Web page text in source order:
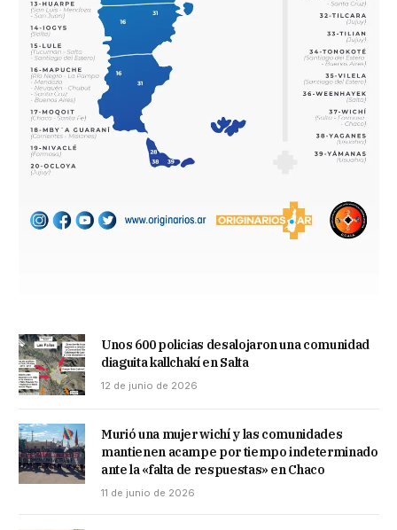
Unos 600 policias desalojaron una comunidad
diaguita kallchakí en Salta
12 de junio de 2026
Murió una mujer wichí y las comunidades
mantienen acampe por tiempo indeterminado
ante la «falta de respuestas» en Chaco
11 de junio de 2026